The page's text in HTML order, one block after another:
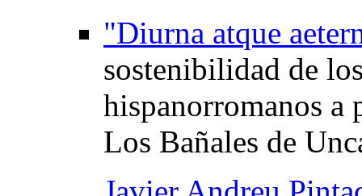
"Diurna atque
sostenibilidad de
hispanorromanos a
Los Bañales de